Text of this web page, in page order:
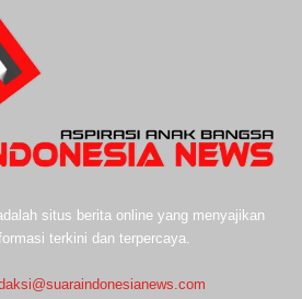
situs berita online yang menyajikan
terkini dan terpercaya.